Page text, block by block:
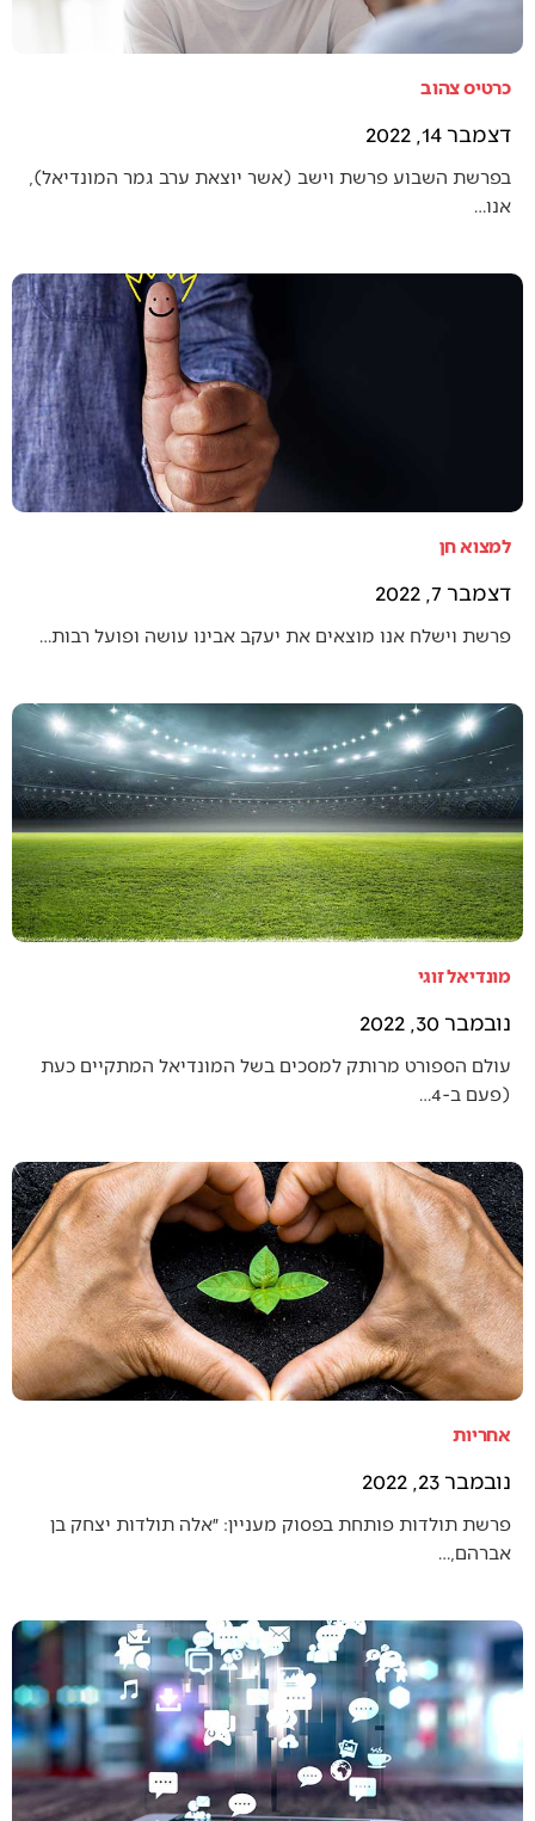
כרטיס צהוב
דצמבר 14, 2022
בפרשת השבוע פרשת וישב (אשר יוצאת ערב גמר המונדיאל),
אנו…
למצוא חן
דצמבר 7, 2022
פרשת וישלח אנו מוצאים את יעקב אבינו עושה ופועל רבות…
מונדיאל זוגי
נובמבר 30, 2022
עולם הספורט מרותק למסכים בשל המונדיאל המתקיים כעת
(פעם ב-4…
אחריות
נובמבר 23, 2022
פרשת תולדות פותחת בפסוק מעניין: ״אלה תולדות יצחק בן
אברהם,…